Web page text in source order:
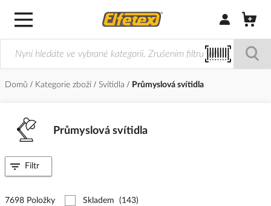
Přihlásit/
Domů Kategorie zboží Svítidla Průmyslová svítidla
Průmyslová svítidla
7698 Položky Skladem (143)
Filtr